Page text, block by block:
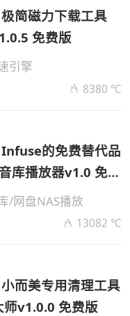
简磁力下载工具
免费版
引擎
8380 ℃
的免费替代品
库播放器v1.0 免费
/网盘NAS播放
13082 ℃
而美专用清理工具
师v1.0.0 免费版